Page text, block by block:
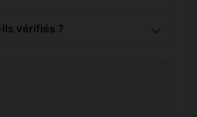
vérifiés ?